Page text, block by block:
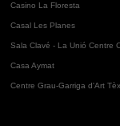
Casino La Floresta
Casal Les Planes
Sala Clavé - La Unió Centre
Casa Aymat
Centre Grau-Garriga d'Art